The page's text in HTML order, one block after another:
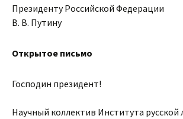
Президенту Российской Федерации
В. В. Путину
Открытое письмо
Господин президент!
Научный коллектив Института русской